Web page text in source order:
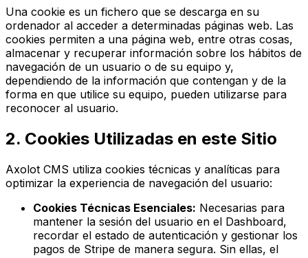
Una cookie es un fichero que se descarga en su
ordenador al acceder a determinadas páginas web. Las
cookies permiten a una página web, entre otras cosas,
almacenar y recuperar información sobre los hábitos de
navegación de un usuario o de su equipo y,
dependiendo de la información que contengan y de la
forma en que utilice su equipo, pueden utilizarse para
reconocer al usuario.
2. Cookies Utilizadas en este Sitio
Axolot CMS utiliza cookies técnicas y analíticas para
optimizar la experiencia de navegación del usuario:
Cookies Técnicas Esenciales: Necesarias para
mantener la sesión del usuario en el Dashboard,
recordar el estado de autenticación y gestionar los
pagos de Stripe de manera segura. Sin ellas, el